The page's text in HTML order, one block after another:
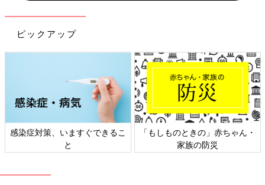
ピックアップ
日本外来小児科学会リーフレッ
ト検討会
六星占術 細木かおりさんの人生
相談